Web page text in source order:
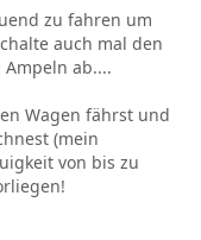
zu fahren um
auch mal den
ab....
Wagen fährst und
(mein
von bis zu